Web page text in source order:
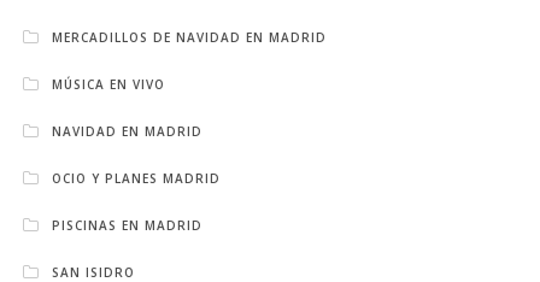
MERCADILLOS DE NAVIDAD EN MADRID
MÚSICA EN VIVO
NAVIDAD EN MADRID
OCIO Y PLANES MADRID
PISCINAS EN MADRID
SAN ISIDRO